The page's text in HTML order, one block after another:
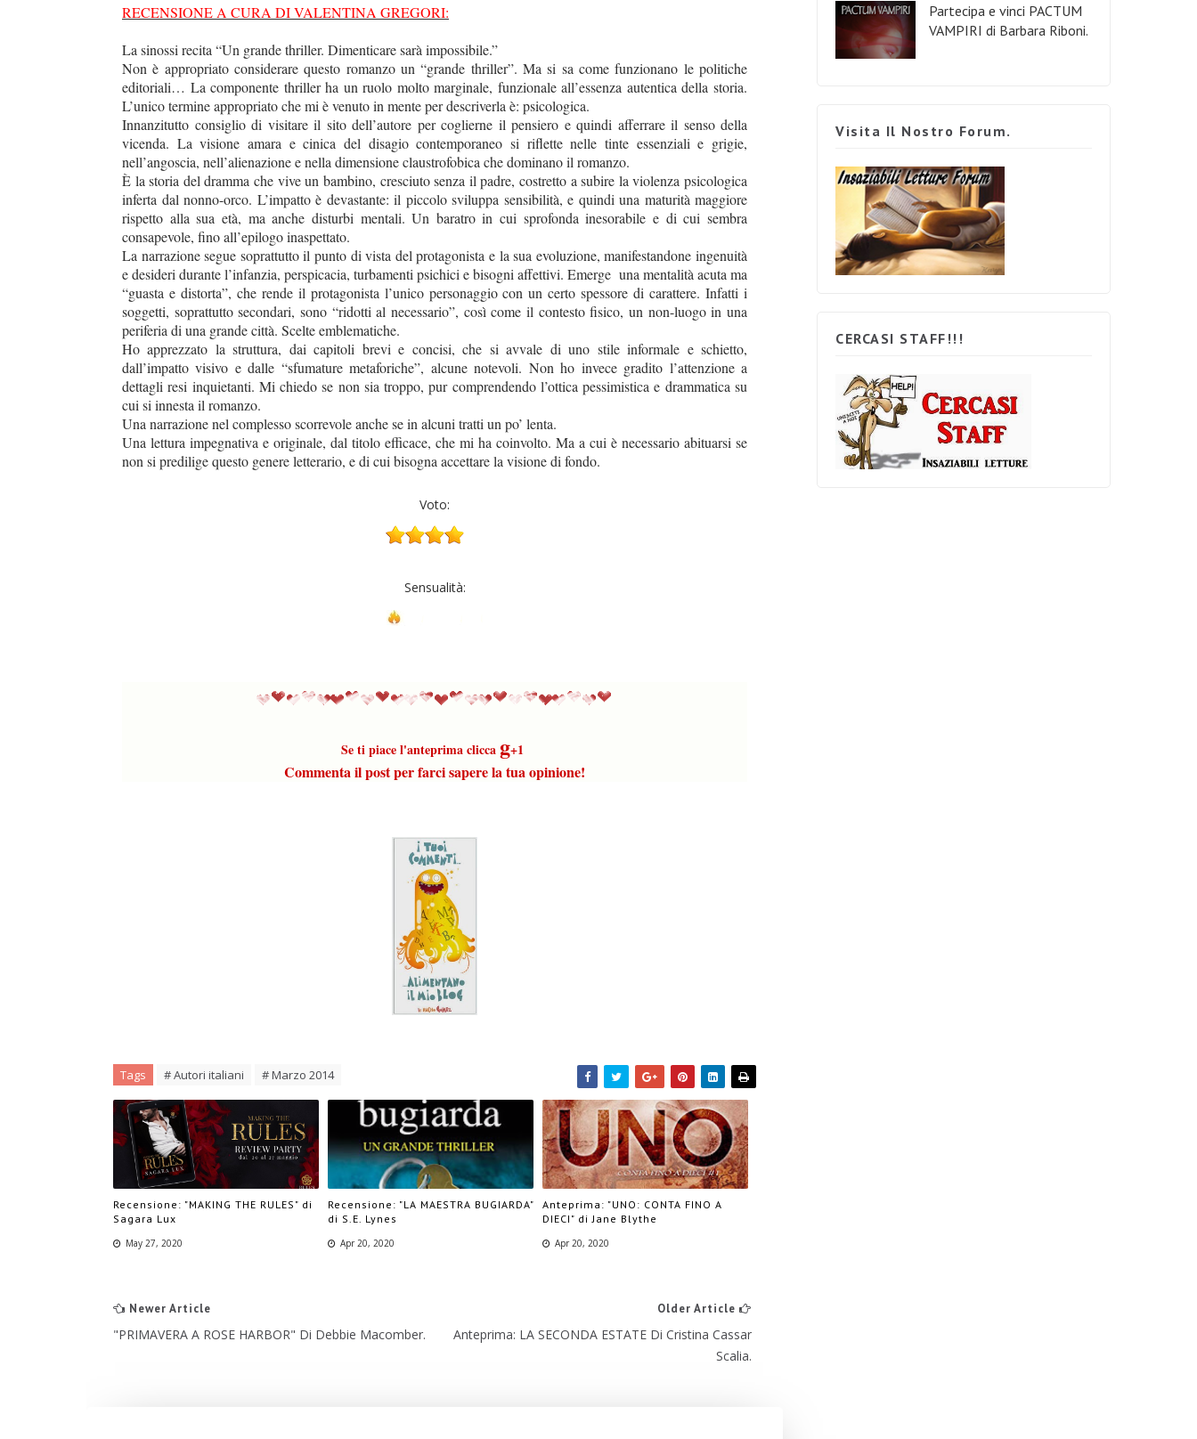
RECENSIONE A CURA DI VALENTINA GREGORI:
La sinossi recita “Un grande thriller. Dimenticare sarà impossibile.”
Non è appropriato considerare questo romanzo un “grande thriller”. Ma si sa come funzionano le politiche
editoriali… La componente thriller ha un ruolo molto marginale, funzionale all’essenza autentica della storia.
L’unico termine appropriato che mi è venuto in mente per descriverla è: psicologica.
Innanzitutto consiglio di visitare il sito dell’autore per coglierne il pensiero e quindi afferrare il senso della
vicenda. La visione amara e cinica del disagio contemporaneo si riflette nelle tinte essenziali e grigie,
nell’angoscia, nell’alienazione e nella dimensione claustrofobica che dominano il romanzo.
È la storia del dramma che vive un bambino, cresciuto senza il padre, costretto a subire la violenza psicologica
inferta dal nonno-orco. L’impatto è devastante: il piccolo sviluppa sensibilità, e quindi una maturità maggiore
rispetto alla sua età, ma anche disturbi mentali. Un baratro in cui sprofonda inesorabile e di cui sembra
consapevole, fino all’epilogo inaspettato.
La narrazione segue soprattutto il punto di vista del protagonista e la sua evoluzione, manifestandone ingenuità
e desideri durante l’infanzia, perspicacia, turbamenti psichici e bisogni affettivi. Emerge una mentalità acuta ma
“guasta e distorta”, che rende il protagonista l’unico personaggio con un certo spessore di carattere. Infatti i
soggetti, soprattutto secondari, sono “ridotti al necessario”, così come il contesto fisico, un non-luogo in una
periferia di una grande città. Scelte emblematiche.
Ho apprezzato la struttura, dai capitoli brevi e concisi, che si avvale di uno stile informale e schietto,
dall’impatto visivo e dalle “sfumature metaforiche”, alcune notevoli. Non ho invece gradito l’attenzione a
dettagli resi inquietanti. Mi chiedo se non sia troppo, pur comprendendo l’ottica pessimistica e drammatica su
cui si innesta il romanzo.
Una narrazione nel complesso scorrevole anche se in alcuni tratti un po’ lenta.
Una lettura impegnativa e originale, dal titolo efficace, che mi ha coinvolto. Ma a cui è necessario abituarsi se
non si predilige questo genere letterario, e di cui bisogna accettare la visione di fondo.
Voto:
Sensualità:
Se ti piace l'anteprima clicca g+1
Commenta il post per farci sapere la tua opinione!
Tags # Autori italiani # Marzo 2014
Recensione: "MAKING THE RULES" di
Sagara Lux
May 27, 2020
Recensione: "LA MAESTRA BUGIARDA"
di S.E. Lynes
Apr 20, 2020
Anteprima: "UNO: CONTA FINO A
DIECI" di Jane Blythe
Apr 20, 2020
Newer Article
"PRIMAVERA A ROSE HARBOR" Di Debbie Macomber.
Older Article
Anteprima: LA SECONDA ESTATE Di Cristina Cassar
Scalia.
Partecipa e vinci PACTUM
VAMPIRI di Barbara Riboni.
Visita Il Nostro Forum.
CERCASI STAFF!!!